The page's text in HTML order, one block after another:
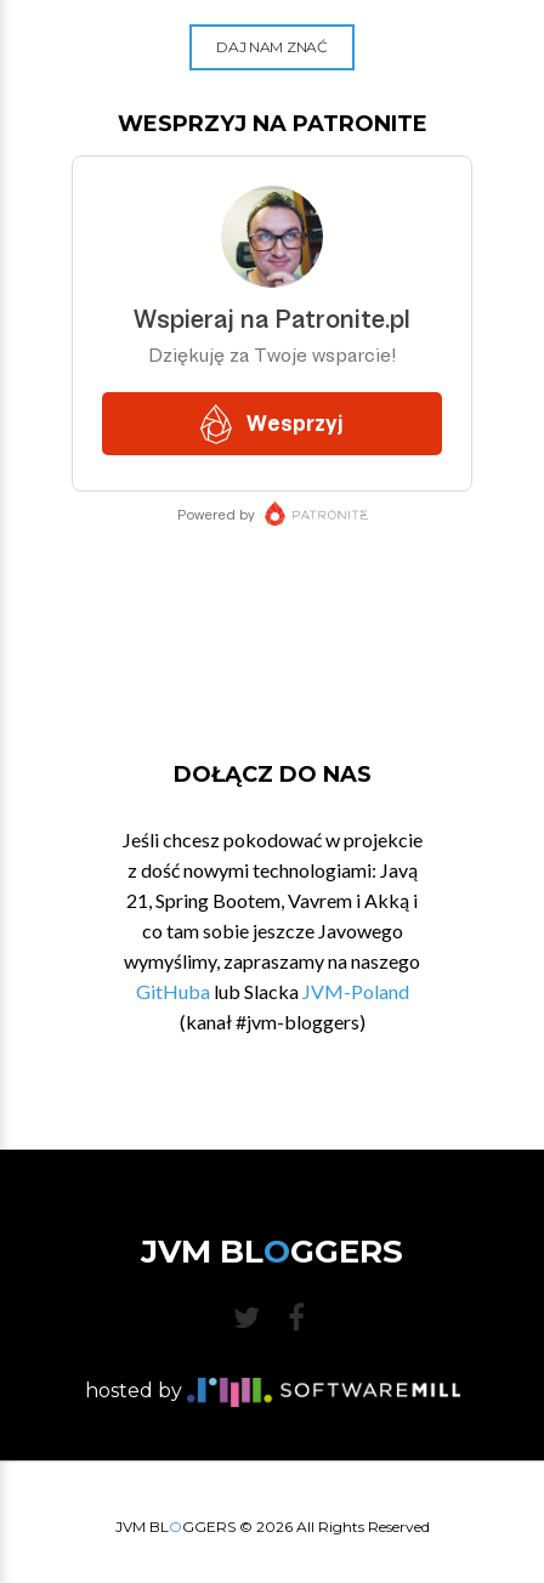
DAJ NAM ZNAĆ
WESPRZYJ NA PATRONITE
DOŁĄCZ DO NAS
Jeśli chcesz pokodować w projekcie
z dość nowymi technologiami: Javą
21, Spring Bootem, Vavrem i Akką i
co tam sobie jeszcze Javowego
wymyślimy, zapraszamy na naszego
GitHubalub Slacka JVM-Poland
(kanał #jvm-bloggers)
JVM BLOGGERS
hosted by
JVM BLOGGERS © 2026All Rights Reserved